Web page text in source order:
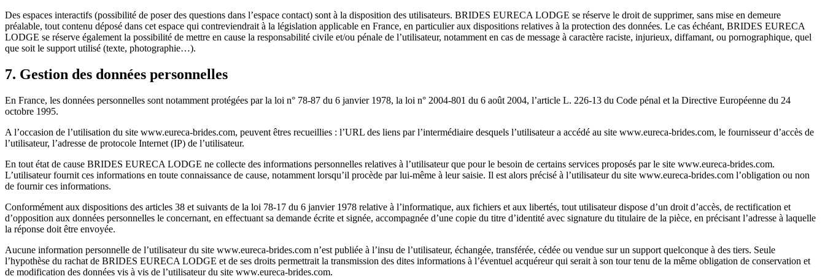
Des espaces interactifs (possibilité de poser des questions dans l’espace contact) sont à la disposition des utilisateurs. BRIDES EURECA LODGE se réserve le droit de supprimer, sans mise en demeure
préalable, tout contenu déposé dans cet espace qui contreviendrait à la législation applicable en France, en particulier aux dispositions relatives à la protection des données. Le cas échéant, BRIDES EURECA
LODGE se réserve également la possibilité de mettre en cause la responsabilité civile et/ou pénale de l’utilisateur, notamment en cas de message à caractère raciste, injurieux, diffamant, ou pornographique, quel
que soit le support utilisé (texte, photographie…).
7. Gestion des données personnelles
En France, les données personnelles sont notamment protégées par la loi n° 78-87 du 6 janvier 1978, la loi n° 2004-801 du 6 août 2004, l’article L. 226-13 du Code pénal et la Directive Européenne du 24
octobre 1995.
A l’occasion de l’utilisation du site www.eureca-brides.com, peuvent êtres recueillies : l’URL des liens par l’intermédiaire desquels l’utilisateur a accédé au site www.eureca-brides.com, le fournisseur d’accès de
l’utilisateur, l’adresse de protocole Internet (IP) de l’utilisateur.
En tout état de cause BRIDES EURECA LODGE ne collecte des informations personnelles relatives à l’utilisateur que pour le besoin de certains services proposés par le site www.eureca-brides.com.
L’utilisateur fournit ces informations en toute connaissance de cause, notamment lorsqu’il procède par lui-même à leur saisie. Il est alors précisé à l’utilisateur du site www.eureca-brides.com l’obligation ou non
de fournir ces informations.
Conformément aux dispositions des articles 38 et suivants de la loi 78-17 du 6 janvier 1978 relative à l’informatique, aux fichiers et aux libertés, tout utilisateur dispose d’un droit d’accès, de rectification et
d’opposition aux données personnelles le concernant, en effectuant sa demande écrite et signée, accompagnée d’une copie du titre d’identité avec signature du titulaire de la pièce, en précisant l’adresse à laquelle
la réponse doit être envoyée.
Aucune information personnelle de l’utilisateur du site www.eureca-brides.com n’est publiée à l’insu de l’utilisateur, échangée, transférée, cédée ou vendue sur un support quelconque à des tiers. Seule
l’hypothèse du rachat de BRIDES EURECA LODGE et de ses droits permettrait la transmission des dites informations à l’éventuel acquéreur qui serait à son tour tenu de la même obligation de conservation et
de modification des données vis à vis de l’utilisateur du site www.eureca-brides.com.